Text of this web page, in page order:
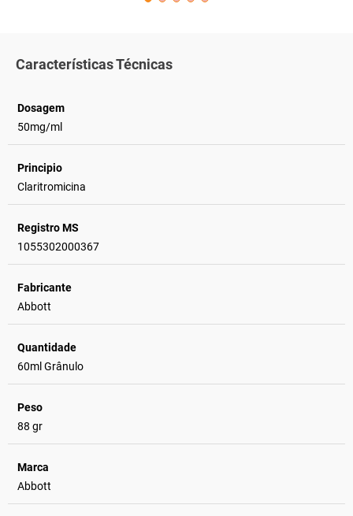
Características Técnicas
Dosagem
50mg/ml
Principio
Claritromicina
Registro MS
1055302000367
Fabricante
Abbott
Quantidade
60ml Grânulo
Peso
88 gr
Marca
Abbott